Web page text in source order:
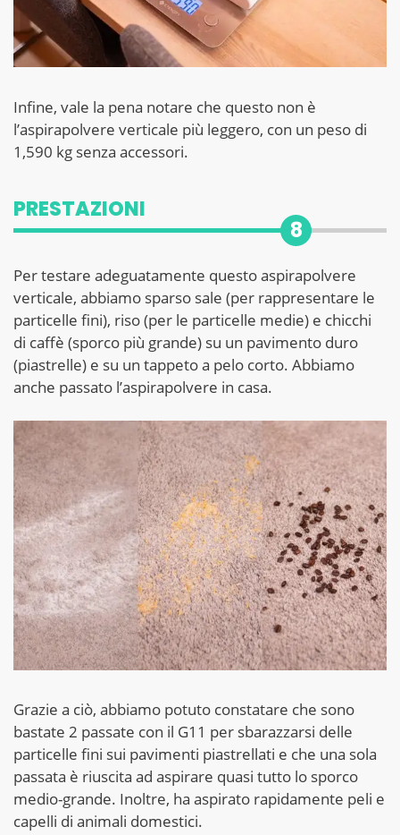
Infine, vale la pena notare che questo non è
l’aspirapolvere verticale più leggero, con un peso di
1,590 kg senza accessori.
PRESTAZIONI
8
Per testare adeguatamente questo aspirapolvere
verticale, abbiamo sparso sale (per rappresentare le
particelle fini), riso (per le particelle medie) e chicchi
di caffè (sporco più grande) su un pavimento duro
(piastrelle) e su un tappeto a pelo corto. Abbiamo
anche passato l’aspirapolvere in casa.
Grazie a ciò, abbiamo potuto constatare che sono
bastate 2 passate con il G11 per sbarazzarsi delle
particelle fini sui pavimenti piastrellati e che una sola
passata è riuscita ad aspirare quasi tutto lo sporco
medio-grande. Inoltre, ha aspirato rapidamente peli e
capelli di animali domestici.